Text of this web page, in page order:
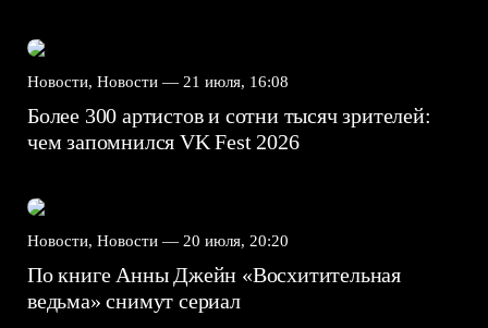
Новости, Новости — 21 июля, 16:08
Более 300 артистов и сотни тысяч зрителей:
чем запомнился VK Fest 2026
Новости, Новости — 20 июля, 20:20
По книге Анны Джейн «Восхитительная
ведьма» снимут сериал